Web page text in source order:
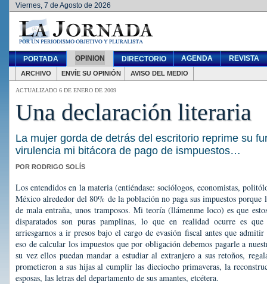
Viernes, 7 de Agosto de 2026
PORTADA OPINION DIRECTORIO AGENDA REVISTA
ARCHIVO ENVÍE SU OPINIÓN AVISO DEL MEDIO
ACTUALIZADO 6 DE ENERO DE 2009
Una declaración literaria
La mujer gorda de detrás del escritorio reprime su
virulencia mi bitácora de pago de ismpuestos…
POR RODRIGO SOLÍS
Los entendidos en la materia (entiéndase: sociólogos, economistas,
México alrededor del 80% de la población no paga sus impuestos porque
de mala entraña, unos tramposos. Mi teoría (llámenme loco) es que
disparatados son puras pamplinas, lo que en realidad ocurre es
arriesgarnos a ir presos bajo el cargo de evasión fiscal antes que admitir
eso de calcular los impuestos que por obligación debemos pagarle a
su vez ellos puedan mandar a estudiar al extranjero a sus retoños,
prometieron a sus hijas al cumplir las dieciocho primaveras, la
esposas, las letras del departamento de sus amantes, etcétera.